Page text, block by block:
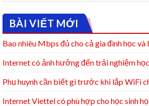
BÀI VIẾT MỚI
Bao nhiêu Mbps đủ cho cả gia đình học và
Internet có ảnh hưởng đến trải nghiệm
Phụ huynh cần biết gì trước khi lắp WiFi
Internet Viettel có phù hợp cho học sinh